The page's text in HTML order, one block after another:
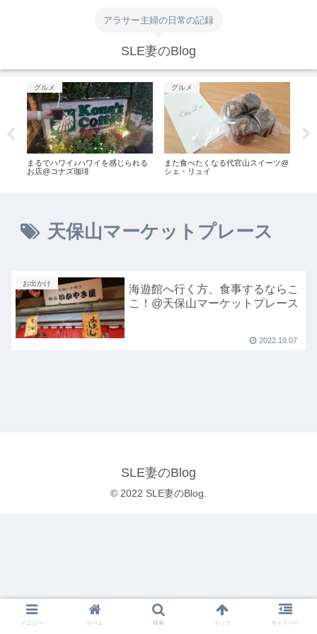
アラサー主婦の日常の記録
SLE妻のBlog
グルメ
まるでハワイ♪ハワイを感じられる
お店@コナズ珈琲
グルメ
また食べたくなる代官山スイーツ@
シェ・リュイ
天保山マーケットプレース
お出かけ
海遊館へ行く方、食事するならこ
こ！@天保山マーケットプレース
2022.10.07
SLE妻のBlog
© 2022 SLE妻のBlog.
メニュー ホーム 検索 トップ サイドバー